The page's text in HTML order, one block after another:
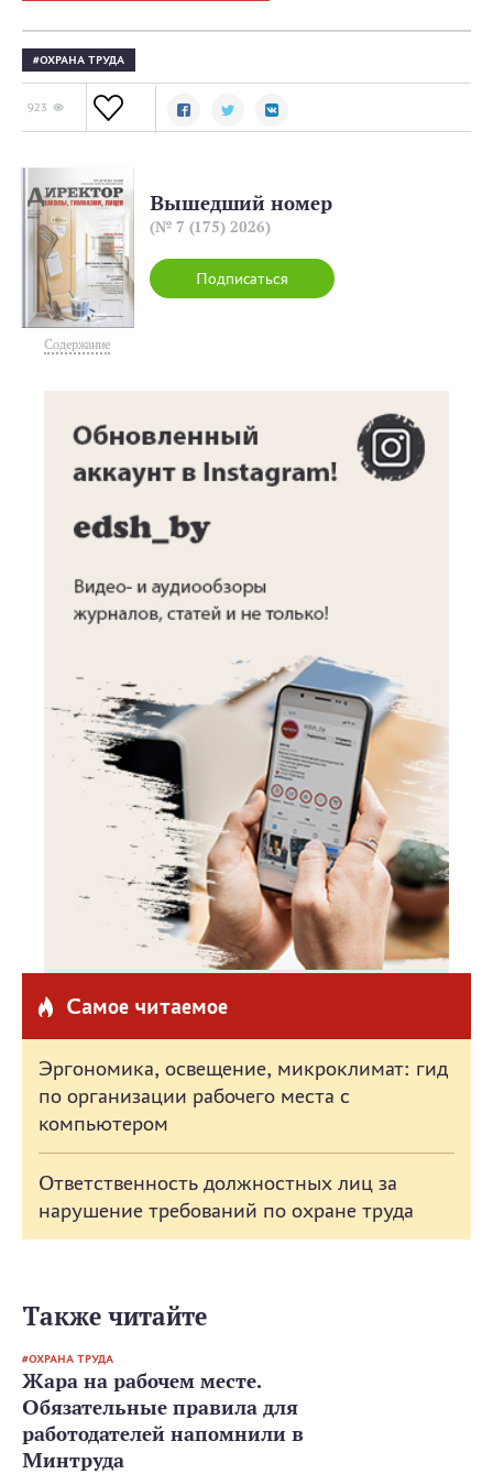
ОХРАНА ТРУДА
923
Содержание
Подписаться
Вышедший номер
(№ 7 (175) 2026)
Самое читаемое
Эргономика, освещение, микроклимат: гид
по организации рабочего места с
компьютером
Ответственность должностных лиц за
нарушение требований по охране труда
Также читайте
ОХРАНА ТРУДА
Жара на рабочем месте.
Обязательные правила для
работодателей напомнили в
Минтруда